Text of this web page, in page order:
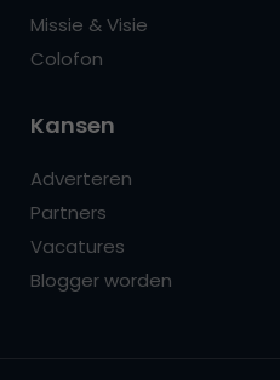
Missie & Visie
Colofon
Kansen
Adverteren
Partners
Vacatures
Blogger worden